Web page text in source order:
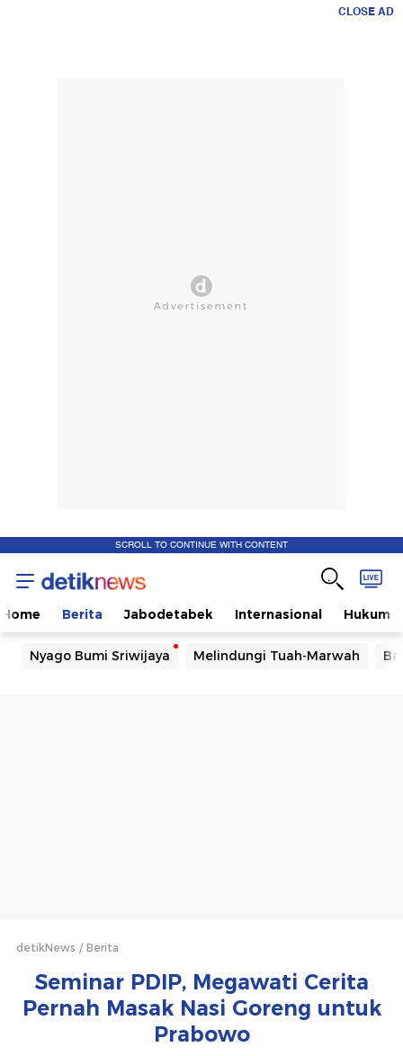
CLOSE AD
SCROLL TO CONTINUE WITH CONTENT
Home Berita Jabodetabek Internasional Hukum
Nyago Bumi Sriwijaya Melindungi Tuah-Marwah
detikNews Berita
Seminar PDIP, Megawati Cerita
Pernah Masak Nasi Goreng untuk
Prabowo